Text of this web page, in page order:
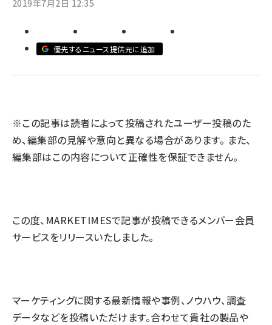
z世代 (1617)
2019年7月2日 12:35
優先するニュース提供元に追加
※この記事は読者によって投稿されたユーザー投稿のた
め、編集部の見解や意向と異なる場合があります。 また、
編集部はこの内容について正確性を保証できません。
この度、MARKETIMESで記事が投稿できるメンバー会員
サービスをリリースいたしました。
マーケティングに関する最新情報や事例、ノウハウ、調査
データなどを投稿いただけます。合わせて貴社の製品や